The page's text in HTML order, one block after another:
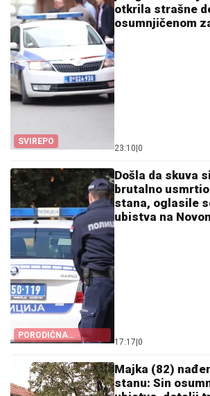
SVIREPO
otkrila strašne
osumnjičenom
23:10 0
PORODIČNA
TRAGEDIJA
Došla da skuva
brutalno
stana, oglasile
ubistva na
17:17 0
Majka (82)
stanu: Sin